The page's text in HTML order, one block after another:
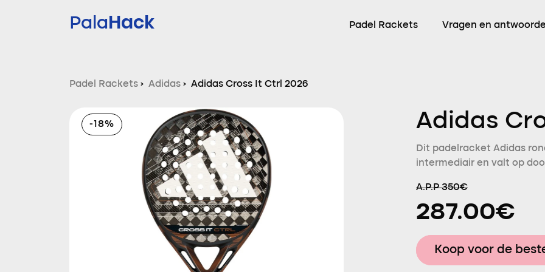
PalaHack Padel Rackets Vragen en
Padel Rackets › Adidas › Adidas Cross It Ctrl 2026
-18% Adidas
Dit padelracket Adidas
intermediair en valt op
A.P.P 350€
287.00€
Koop voor de